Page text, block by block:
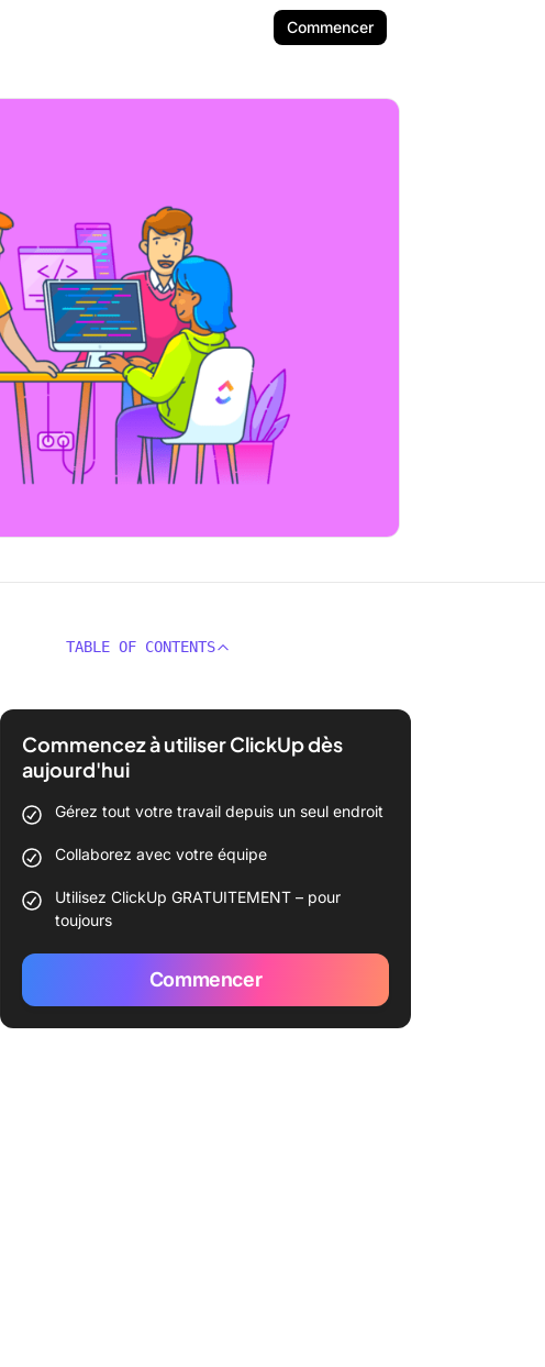
Commencer
TABLE OF CONTENTS
Commencez à utiliser ClickUp dès
aujourd'hui
Gérez tout votre travail depuis un seul endroit
Collaborez avec votre équipe
Utilisez ClickUp GRATUITEMENT – pour
toujours
Commencer